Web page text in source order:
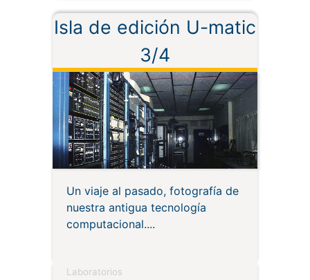
Isla de edición U-matic
3/4
Un viaje al pasado, fotografía de
nuestra antigua tecnología
computacional.
Laboratorios